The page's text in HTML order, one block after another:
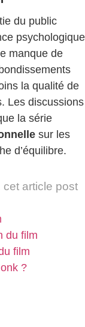
du public
psychologique
manque de
la qualité de
Les discussions
la série
sur les
d’équilibre.
cet article post
du film
film
?